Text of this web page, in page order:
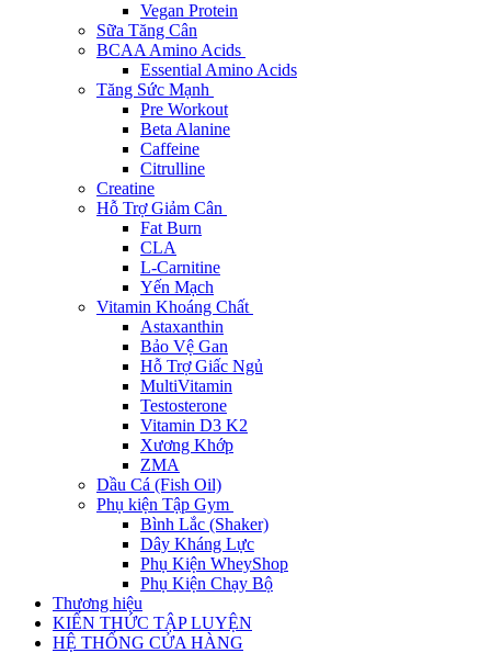
Vegan Protein
Sữa Tăng Cân
BCAA Amino Acids
Essential Amino Acids
Tăng Sức Mạnh
Pre Workout
Beta Alanine
Caffeine
Citrulline
Creatine
Hỗ Trợ Giảm Cân
Fat Burn
CLA
L-Carnitine
Yến Mạch
Vitamin Khoáng Chất
Astaxanthin
Bảo Vệ Gan
Hỗ Trợ Giấc Ngủ
MultiVitamin
Testosterone
Vitamin D3 K2
Xương Khớp
ZMA
Dầu Cá (Fish Oil)
Phụ kiện Tập Gym
Bình Lắc (Shaker)
Dây Kháng Lực
Phụ Kiện WheyShop
Phụ Kiện Chạy Bộ
Thương hiệu
KIẾN THỨC TẬP LUYỆN
HỆ THỐNG CỬA HÀNG